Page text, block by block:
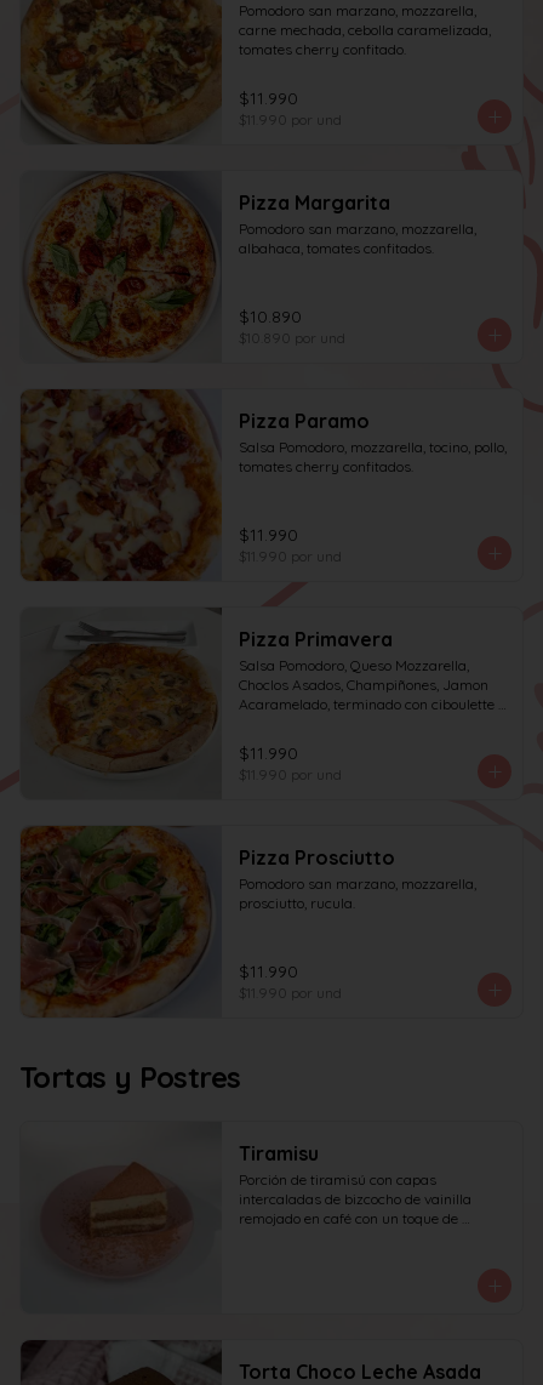
Pomodoro san marzano, mozzarella,
carne mechada, cebolla caramelizada,
tomates cherry confitado.
$11.990
$11.990 por und
Pizza Margarita
Pomodoro san marzano, mozzarella,
albahaca, tomates confitados.
$10.890
$10.890 por und
Pizza Paramo
Salsa Pomodoro, mozzarella, tocino, pollo,
tomates cherry confitados.
$11.990
$11.990 por und
Pizza Primavera
Salsa Pomodoro, Queso Mozzarella,
Choclos Asados, Champiñones, Jamon
Acaramelado, terminado con ciboulette y
$11.990
$11.990 por und
Pizza Prosciutto
Pomodoro san marzano, mozzarella,
prosciutto, rucula.
$11.990
$11.990 por und
Tortas y Postres
Tiramisu
Porción de tiramisú con capas
intercaladas de bizcocho de vainilla
remojado en café con un toque de
Torta Choco Leche Asada